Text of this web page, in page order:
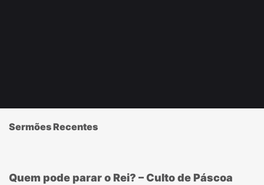
Sermões Recentes
Quem pode parar o Rei? – Culto de Páscoa